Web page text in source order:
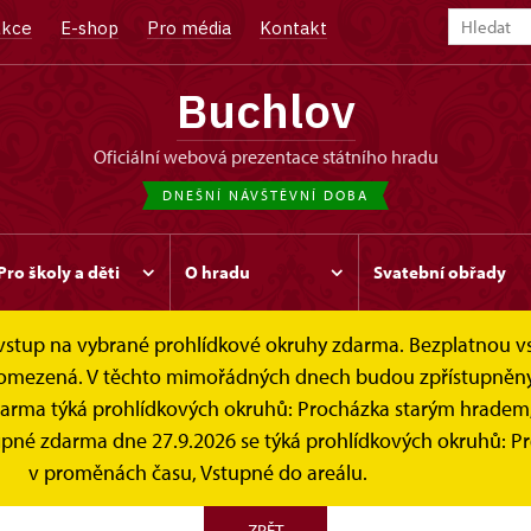
E-shop Pro média Kontakt
Buchlov
oficiální webová prezentace státního hradu
DNEŠNÍ NÁVŠTĚVNÍ DOBA
školy a děti O hradu Svatební obřady
na vybrané prohlídkové okruhy zdarma. Bezplatnou
V těchto mimořádných dnech budou
týká prohlídkových okruhů: Procházka starým
zdarma dne 27.9.2026 se týká prohlídkových okruhů:
v proměnách času, Vstupné do areálu.
Dětský den